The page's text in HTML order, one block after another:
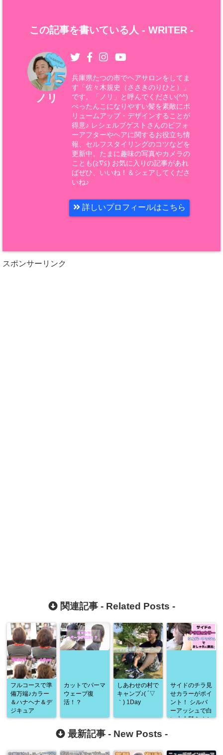
この記事を書いている人 - WRITER -
ノリ
兵庫県たつの市でヘアサロンをしてま
す「佐々木規史（ささきのりひと）」
です。「ノリ」と呼んでください(^^)
ぺったんこになりやすい髪を素敵にボ
リュームアップ・デザインすることが
得意♪ レシェルブゲストさんのビフォ
ーアフターやヘアに関するお役立ち情
報、セルフスタイリングのコツなどを
更新中。たまに趣味の写真やカメラの
ことも(≧∇≦) お気に入りの記事があれ
ばぜひ、いいね！＆シェアしてくださ
いね♪
詳しいプロフィールはこちら
スポンサーリンク
関連記事 - Related Posts -
フルコースで準
備万端♪カラー
＆ハナヘナ＆デ
ジキュア
カットでパーマ
ウェーブ復
活！？
しあわせの村で
キャンプ♪( ´▽
｀) 1Day
サイドのチラ見
せカラーがポイ
ント！ シルバ
ーアッシュで白
い大人髪をオシ
最新記事 - New Posts -